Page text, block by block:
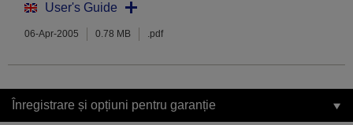
User's Guide
06-Apr-2005 0.78 MB .pdf
Înregistrare și opțiuni pentru garanție